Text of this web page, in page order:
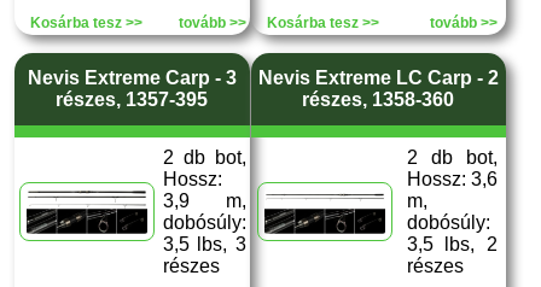
Kosárba tesz >> tovább >> Kosárba tesz >> tovább >>
Nevis Extreme Carp - 3
részes, 1357-395
2 db bot,
Hossz:
3,9 m,
dobósúly:
3,5 lbs, 3
részes
Nevis Extreme LC Carp - 2
részes, 1358-360
2 db bot,
Hossz: 3,6
m,
dobósúly:
3,5 lbs, 2
részes